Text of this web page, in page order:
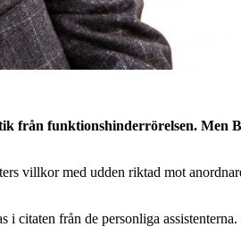
funktionshinderrörelsen. Men
villkormed udden riktad mot
från de personliga